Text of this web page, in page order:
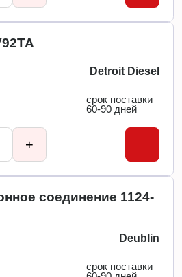
Detroit Diesel
срок поставки
60-90 дней
+
соединение 1124-
Deublin
срок поставки